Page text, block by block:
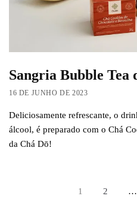
Sangria Bubble Tea
16 DE JUNHO DE 2023
Deliciosamente refrescante, o
álcool, é preparado com o Chá
da Chá Dō!
Paginação1 2 …